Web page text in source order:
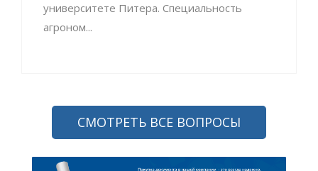
университете Питера. Специальность
агроном...
СМОТРЕТЬ ВСЕ ВОПРОСЫ